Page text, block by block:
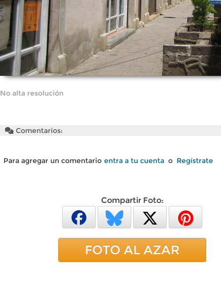
No alta resolución
Comentarios:
Para agregar un comentario entra a tu cuenta o Regístrate
Compartir Foto:
FOTO AL AZAR